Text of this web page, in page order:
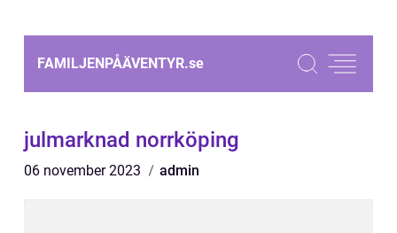
FAMILJENPÅÄVENTYR.se
julmarknad norrköping
06 november 2023 admin